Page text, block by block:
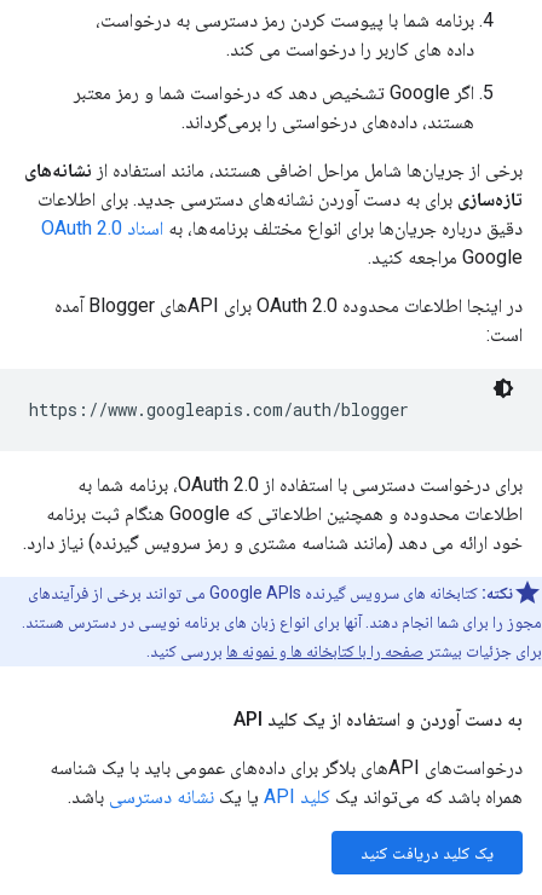
برنامه شما با پیوست کردن رمز دسترسی به درخواست،
داده های کاربر را درخواست می کند.
اگر Google تشخیص دهد که درخواست شما و رمز معتبر
هستند، داده‌های درخواستی را برمی‌گرداند.
برخی از جریان‌ها شامل مراحل اضافی هستند، مانند استفاده از نشانه‌های
تازه‌سازی برای به دست آوردن نشانه‌های دسترسی جدید. برای اطلاعات
دقیق درباره جریان‌ها برای انواع مختلف برنامه‌ها، به اسناد OAuth 2.0
Google مراجعه کنید.
در اینجا اطلاعات محدوده OAuth 2.0 برای APIهای Blogger آمده
است:
https://www.googleapis.com/auth/blogger
برای درخواست دسترسی با استفاده از OAuth 2.0، برنامه شما به
اطلاعات محدوده و همچنین اطلاعاتی که Google هنگام ثبت برنامه
خود ارائه می دهد (مانند شناسه مشتری و رمز سرویس گیرنده) نیاز دارد.
نکته:
کتابخانه های سرویس گیرنده Google APIs می توانند برخی از فرآیندهای
مجوز را برای شما انجام دهند. آنها برای انواع زبان های برنامه نویسی در دسترس هستند.
برای جزئیات بیشتر صفحه را با کتابخانه ها و نمونه ها بررسی کنید.
به دست آوردن و استفاده از یک کلید API
درخواست‌های APIهای بلاگر برای داده‌های عمومی باید با یک شناسه
همراه باشد که می‌تواند یک کلید API یا یک نشانه دسترسی باشد.
یک کلید دریافت کنید